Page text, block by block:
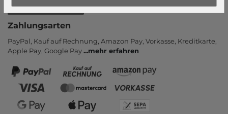
Vertrag widerrufen
Zahlungsarten
PayPal, Kauf auf Rechnung, Amazon Pay, Vor­kasse, Kredit­karte,
Apple Pay, Google Pay...mehr erfahren